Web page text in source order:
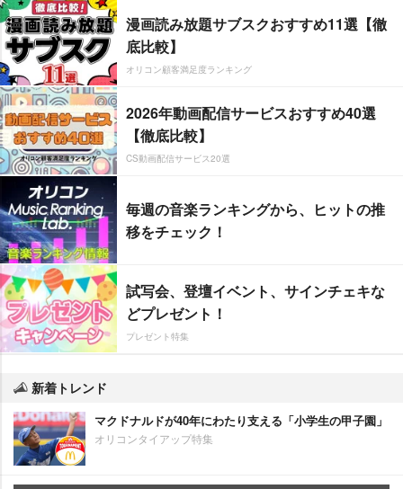
漫画読み放題サブスクおすすめ11選【徹
底比較】
オリコン顧客満足度ランキング
2026年動画配信サービスおすすめ40選
【徹底比較】
CS動画配信サービス20選
毎週の音楽ランキングから、ヒットの推
移をチェック！
試写会、登壇イベント、サインチェキな
どプレゼント！
プレゼント特集
新着トレンド
マクドナルドが40年にわたり支える「小学生の甲子園」
オリコンタイアップ特集